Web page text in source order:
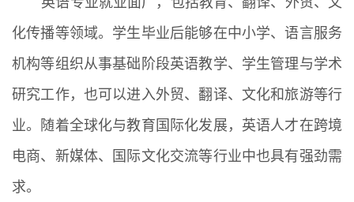
化传播等领域。学生毕业后能够在中小学、语言服务
机构等组织从事基础阶段英语教学、学生管理与学术
研究工作，也可以进入外贸、翻译、文化和旅游等行
业。随着全球化与教育国际化发展，英语人才在跨境
电商、新媒体、国际文化交流等行业中也具有强劲需
求。